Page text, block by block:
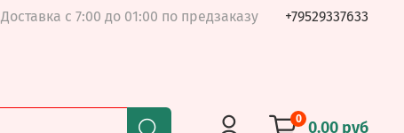
Доставка с 7:00 до 01:00 по предзаказу +79529337633
0 0.00 руб